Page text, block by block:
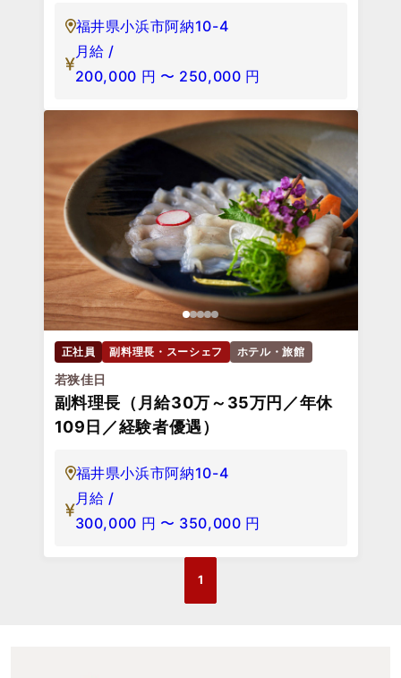
福井県小浜市阿納10-4
月給 /
200,000 円 〜 250,000 円
正社員 副料理長・スーシェフ ホテル・旅館
若狭佳日
副料理長（月給30万～35万円／年休
109日／経験者優遇）
福井県小浜市阿納10-4
月給 /
300,000 円 〜 350,000 円
1